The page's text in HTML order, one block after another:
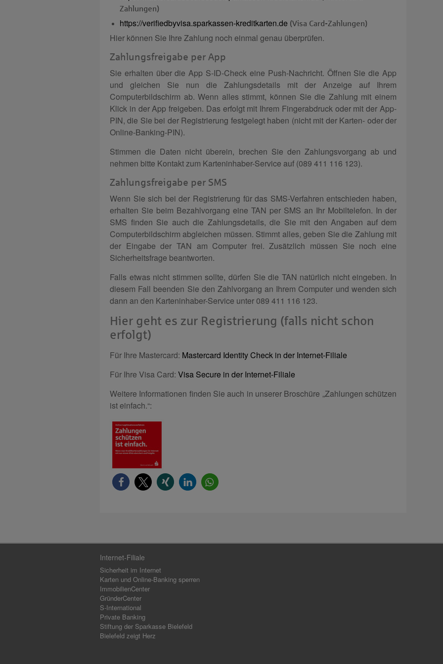
Zahlungen)
https://verifiedbyvisa.sparkassen-kreditkarten.de (Visa Card-Zahlungen)
Hier können Sie Ihre Zahlung noch einmal genau überprüfen.
Zahlungsfreigabe per App
Sie erhalten über die App S-ID-Check eine Push-Nachricht. Öffnen Sie die App
und gleichen Sie nun die Zahlungsdetails mit der Anzeige auf Ihrem
Computerbildschirm ab. Wenn alles stimmt, können Sie die Zahlung mit einem
Klick in der App freigeben. Das erfolgt mit Ihrem Fingerabdruck oder mit der App-
PIN, die Sie bei der Registrierung festgelegt haben (nicht mit der Karten- oder der
Online-Banking-PIN).
Stimmen die Daten nicht überein, brechen Sie den Zahlungsvorgang ab und
nehmen bitte Kontakt zum Karteninhaber-Service auf (089 411 116 123).
Zahlungsfreigabe per SMS
Wenn Sie sich bei der Registrierung für das SMS-Verfahren entschieden haben,
erhalten Sie beim Bezahlvorgang eine TAN per SMS an Ihr Mobiltelefon. In der
SMS finden Sie auch die Zahlungsdetails, die Sie mit den Angaben auf dem
Computerbildschirm abgleichen müssen. Stimmt alles, geben Sie die Zahlung mit
der Eingabe der TAN am Computer frei. Zusätzlich müssen Sie noch eine
Sicherheitsfrage beantworten.
Falls etwas nicht stimmen sollte, dürfen Sie die TAN natürlich nicht eingeben. In
diesem Fall beenden Sie den Zahlvorgang an Ihrem Computer und wenden sich
dann an den Karteninhaber-Service unter 089 411 116 123.
Hier geht es zur Registrierung (falls nicht schon
erfolgt)
Für Ihre Mastercard: Mastercard Identity Check in der Internet-Filiale
Für Ihre Visa Card: Visa Secure in der Internet-Filiale
Weitere Informationen finden Sie auch in unserer Broschüre „Zahlungen schützen
ist einfach.“:
Internet-Filiale
Sicherheit im Internet
Karten und Online-Banking sperren
ImmobilienCenter
GründerCenter
S-International
Private Banking
Stiftung der Sparkasse Bielefeld
Bielefeld zeigt Herz